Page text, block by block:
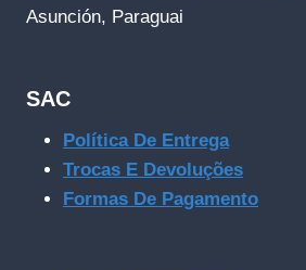
Asunción, Paraguai
SAC
Política De Entrega
Trocas E Devoluções
Formas De Pagamento